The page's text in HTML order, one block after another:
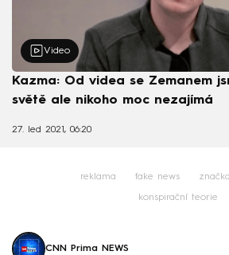
Video
Kazma: Od videa se Zemanem
světě ale nikoho moc nezajímá
27. led 2021, 06:20
reklama fake news značka
konspirační teorie
CNN Prima NEWS